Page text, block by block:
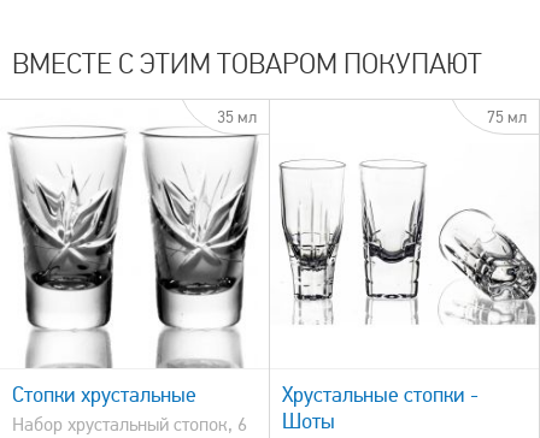
ВМЕСТЕ С ЭТИМ ТОВАРОМ ПОКУПАЮТ
35 мл
Стопки хрустальные
Набор хрустальный стопок, 6
75 мл
быстрый просмотр
Хрустальные стопки -
Шоты